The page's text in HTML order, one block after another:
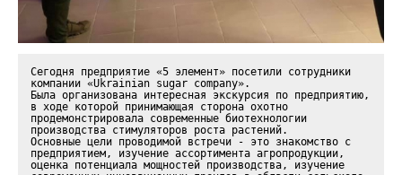
Сегодня предприятие «5 элемент» посетили сотрудники
компании «Ukrainian sugar company».
Была организована интересная экскурсия по предприятию,
в ходе которой принимающая сторона охотно
продемонстрировала современные биотехнологии
производства стимуляторов роста растений.
Основные цели проводимой встречи - это знакомство с
предприятием, изучение ассортимента агропродукции,
оценка потенциала мощностей производства, изучение